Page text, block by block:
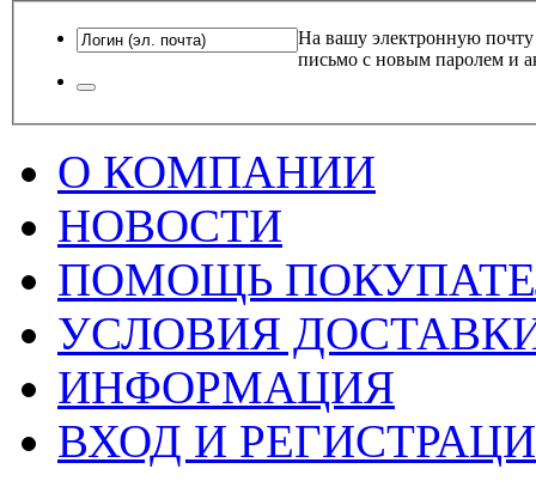
На вашу электронную почту
письмо с новым паролем и
О КОМПАНИИ
НОВОСТИ
ПОМОЩЬ
УСЛОВИЯ
ИНФОРМАЦИЯ
ВХОД И